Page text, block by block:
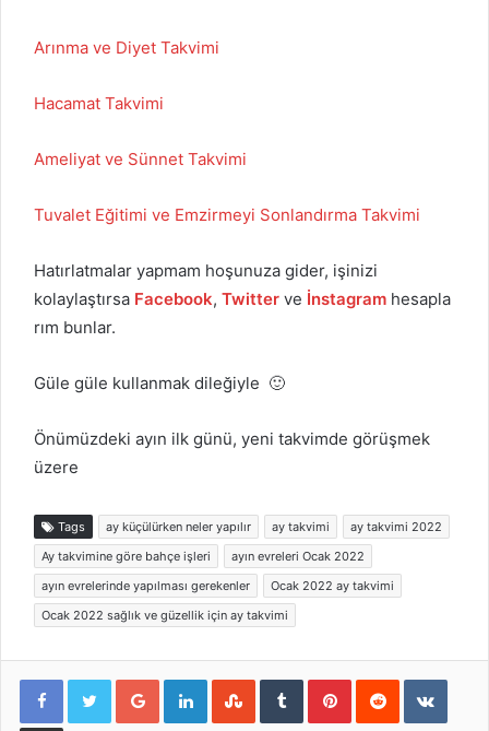
Arınma ve Diyet Takvimi
Hacamat Takvimi
Ameliyat ve Sünnet Takvimi
Tuvalet Eğitimi ve Emzirmeyi Sonlandırma Takvimi
Hatırlatmalar yapmam hoşunuza gider, işinizi
kolaylaştırsa Facebook, Twitter ve İnstagram hesapla
rım bunlar.
Güle güle kullanmak dileğiyle 🙂
Önümüzdeki ayın ilk günü, yeni takvimde görüşmek
üzere
Tags ay küçülürken neler yapılır ay takvimi
ay takvimi 2022
Ay takvimine göre bahçe işleri
ayın evreleri Ocak 2022
ayın evrelerinde yapılması gerekenler
Ocak 2022 ay takvimi
Ocak 2022 sağlık ve güzellik için ay takvimi
Google+LinkedInStumbleUpon
TumblrPinterestReddit
E-Posta ile paylaş